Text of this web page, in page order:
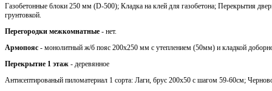
Газобетонные блоки 250 мм (D-500); Кладка на клей для газобетона; Перекрытия
грунтовкой.
Перегородки межкомнатные - нет.
Армопояс - монолитный ж/б пояс 200х250 мм с утеплением (50мм) и кладкой
Перекрытие 1 этаж - деревянное
Антисептированый пиломатериал 1 сорта: Лаги, брус 200х50 с шагом 59-60см;